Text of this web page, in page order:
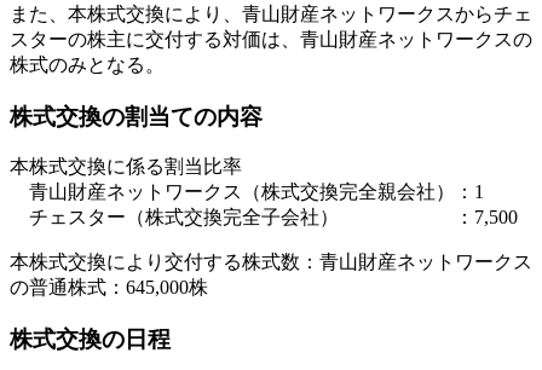
また、本株式交換により、青山財産ネットワークスからチェ
スターの株主に交付する対価は、青山財産ネットワークスの
株式のみとなる。
株式交換の割当ての内容
本株式交換に係る割当比率
青山財産ネットワークス（株式交換完全親会社）：1
チェスター（株式交換完全子会社） ：7,500
本株式交換により交付する株式数：青山財産ネットワークス
の普通株式：645,000株
株式交換の日程